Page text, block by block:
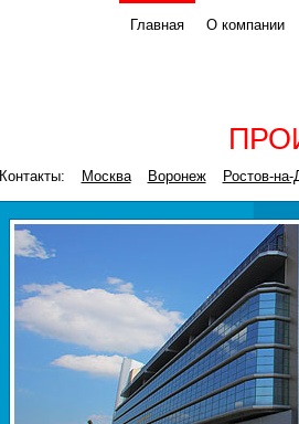
Главная О компании
Контакты: Москва Воронеж Ростов-на-